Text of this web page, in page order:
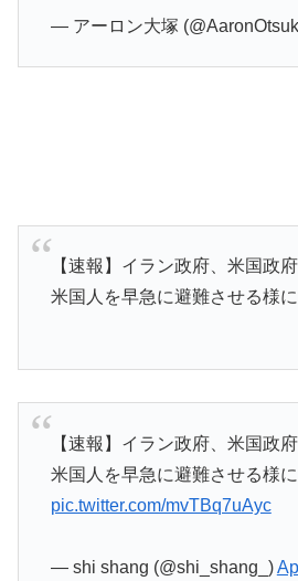
— アーロン大塚
【速報】イラン政府、米国政
米国人を早急に避難させる様に
【速報】イラン政府、米国政
米国人を早急に避難させる様に
pic.twitter.com/mvTBq7uAyc
— shi shang (@shi_shang_)